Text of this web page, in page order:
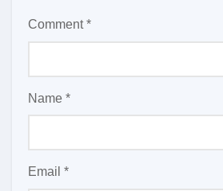
Comment*
Name *
Email *